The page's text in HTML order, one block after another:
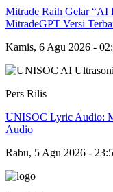
Mitrade Raih Gelar “AI
MitradeGPT Versi
Kamis, 6 Agu 2026 -
Pers Rilis
UNISOC Lyric Audio:
Audio
Rabu, 5 Agu 2026 -